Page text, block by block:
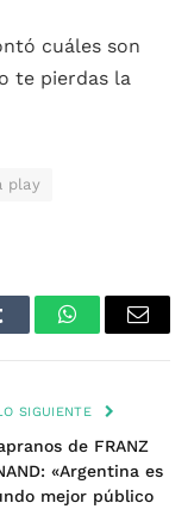
cuáles son
te pierdas la
play
WhatsAppEmail
SIGUIENTE
de FRANZ
«Argentina es
mejor público